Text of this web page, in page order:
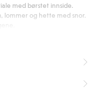
med børstet innside.
lommer og hette med snor.